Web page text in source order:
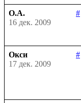
О.А.
#
16 дек. 2009
Окси
#
17 дек. 2009